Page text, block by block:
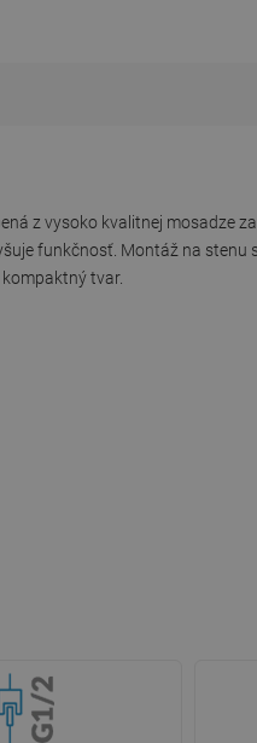
z vysoko kvalitnej mosadze
funkčnosť. Montáž na
tvar.